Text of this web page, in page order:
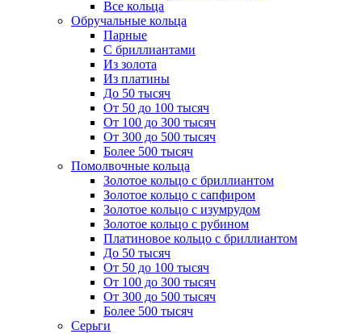
Все кольца
Обручальные кольца
Парные
С бриллиантами
Из золота
Из платины
До 50 тысяч
От 50 до 100 тысяч
От 100 до 300 тысяч
От 300 до 500 тысяч
Более 500 тысяч
Помолвочные кольца
Золотое кольцо с бриллиантом
Золотое кольцо с сапфиром
Золотое кольцо с изумрудом
Золотое кольцо с рубином
Платиновое кольцо с бриллиантом
До 50 тысяч
От 50 до 100 тысяч
От 100 до 300 тысяч
От 300 до 500 тысяч
Более 500 тысяч
Серьги